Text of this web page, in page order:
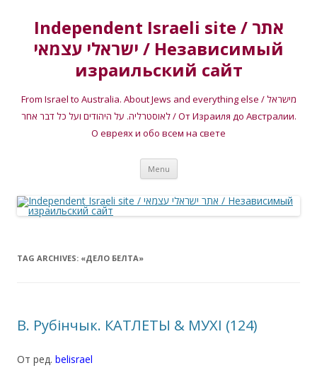
Independent Israeli site / אתר
ישראלי עצמאי / Независимый
израильский сайт
From Israel to Australia. About Jews and everything else / מישראל
לאוסטרליה. על היהודים ועל כל דבר אחר / От Израиля до Австралии.
О евреях и обо всем на свете
Menu Skip
content
TAG ARCHIVES: «ДЕЛО БЕЛТА»
В. Рубінчык. КАТЛЕТЫ & МУХІ (124)
От ред. belisrael